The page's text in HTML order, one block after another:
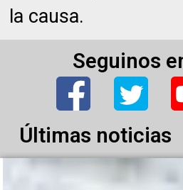
la causa.
Seguinos
Últimas noticias